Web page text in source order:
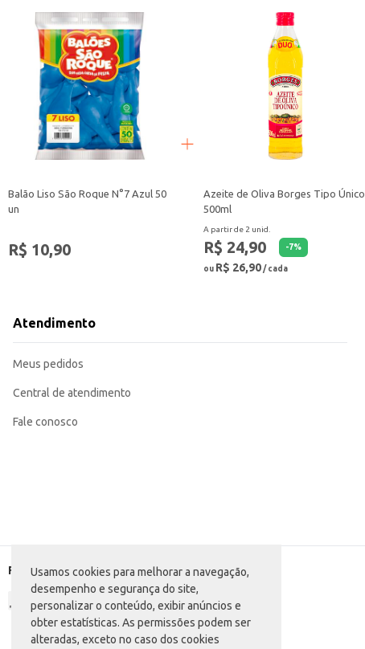
Usamos cookies para melhorar a navegação,
desempenho e segurança do site,
personalizar o conteúdo, exibir anúncios e
obter estatísticas. As permissões podem ser
alteradas, exceto no caso dos cookies
Balão Liso São Roque N°7 Azul 50
un
R$ 10,90
Azeite de Oliva Borges Tipo Único
500ml
A partir de 2 unid.
R$ 24,90 -7%
ou R$ 26,90/ cada
Atendimento
Meus pedidos
Central de atendimento
Fale conosco
Formas de pagamento